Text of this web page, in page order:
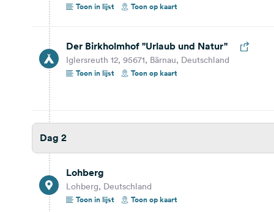
Am Moosbach 1, 94249 Bodenmais, Deutschland
Toon op kaart
Bekijk reisbericht
Toon op kaart
Dag 3
Toon in lijst
Toon op kaart
Der Birkholmhof "Urlaub und Natur"
Iglersreuth 12, 95671, Bärnau, Deutschland
Toon in lijst
Toon op kaart
Dag 2
Lohberg
Lohberg, Deutschland
Toon in lijst
Toon op kaart